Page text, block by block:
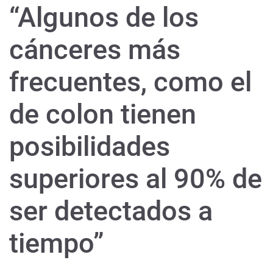
“Algunos de los
cánceres más
frecuentes, como el
de colon tienen
posibilidades
superiores al 90% de
ser detectados a
tiempo”